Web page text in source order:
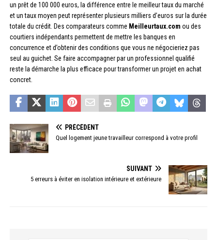
un prêt de 100 000 euros, la différence entre le meilleur taux du marché
et un taux moyen peut représenter plusieurs milliers d’euros sur la durée
totale du crédit. Des comparateurs comme Meilleurtaux.com ou des
courtiers indépendants permettent de mettre les banques en
concurrence et d’obtenir des conditions que vous ne négocieriez pas
seul au guichet. Se faire accompagner par un professionnel qualifié
reste la démarche la plus efficace pour transformer un projet en achat
concret.
PRÉCÉDENT
Quel logement jeune travailleur correspond à votre profil
SUIVANT
5 erreurs à éviter en isolation intérieure et extérieure